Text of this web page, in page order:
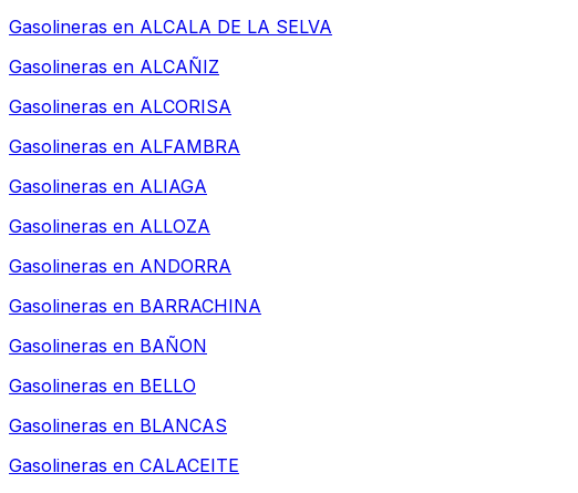
Gasolineras en ALCALA DE LA SELVA
Gasolineras en ALCAÑIZ
Gasolineras en ALCORISA
Gasolineras en ALFAMBRA
Gasolineras en ALIAGA
Gasolineras en ALLOZA
Gasolineras en ANDORRA
Gasolineras en BARRACHINA
Gasolineras en BAÑON
Gasolineras en BELLO
Gasolineras en BLANCAS
Gasolineras en CALACEITE